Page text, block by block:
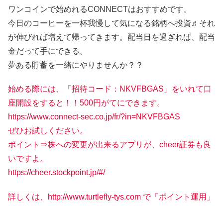
ワンコインで始めれるCONNECTはおすすめです。
今日のコーヒーを一杯我慢して気になる銘柄へ投資♬それ
が伸びれば増えて帰ってきます。配当日を過ぎれば、配当
金だって手にできる。
夢ある貯蓄を一緒にやりませんか？？
始める際には、「招待コード：NKVFBGAS」をいれて口
座開設をすると！！500円がてにできます。
https://www.connect-sec.co.jp/fr/?in=NKVFBGAS
ぜひお試しください。
ポイント⇒株への変更が出来るアプリが、cheer証券も良
いですよ。
https://cheer.stockpoint.jp/#/
詳しくは、http://www.turtlefly-tys.com で「ポイント運用」